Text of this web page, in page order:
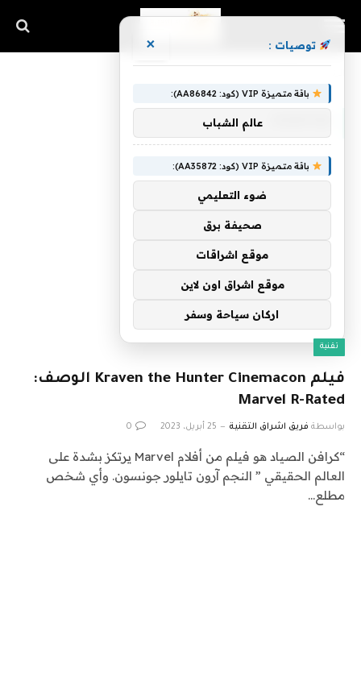
تقنية
فيلم Kraven the Hunter Cinemacon الوصف:
Marvel R-Rated
بواسطة فريق اشراق التقنية 25 أبريل، 2023 0
“كرافن الصياد هو فيلم من أفلام Marvel يرتكز بشدة على
العالم الحقيقي ” النجم آرون تايلور جونسون. وأي شخص
مطلع…
توصيات : ×
باقة متميزة VIP (كود: AA86842):
عالم الشباب
باقة متميزة VIP (كود: AA35872):
ضوء التعليمي
صحيفة برق
موقع اشراقات
موقع اشراق اون لاين
اركان سياحة وسفر